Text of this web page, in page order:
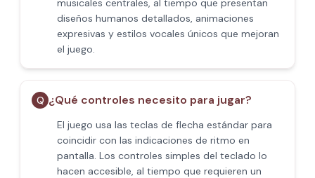
musicales centrales, al tiempo que presentan
diseños humanos detallados, animaciones
expresivas y estilos vocales únicos que mejoran
el juego.
Q ¿Qué controles necesito para jugar?
El juego usa las teclas de flecha estándar para
coincidir con las indicaciones de ritmo en
pantalla. Los controles simples del teclado lo
hacen accesible, al tiempo que requieren un